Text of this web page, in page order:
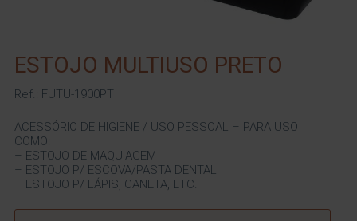
ESTOJO MULTIUSO PRETO
Ref.: FUTU-1900PT
ACESSÓRIO DE HIGIENE / USO PESSOAL – PARA USO
COMO:
– ESTOJO DE MAQUIAGEM
– ESTOJO P/ ESCOVA/PASTA DENTAL
– ESTOJO P/ LÁPIS, CANETA, ETC.